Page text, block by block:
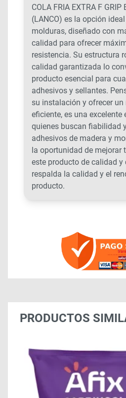
COLA FRIA EXTRA F
(LANCO) es la opción
molduras, diseñado con
calidad para ofrecer
resistencia. Su estructura
calidad garantizada lo
producto esencial para
adhesivos y sellantes.
su instalación y ofrecer
eficiente, es una excelente
quienes buscan fiabilidad
adhesivos de madera y
la oportunidad de mejorar
este producto de calidad y
respalda la calidad y el
producto.
PRODUCTOS